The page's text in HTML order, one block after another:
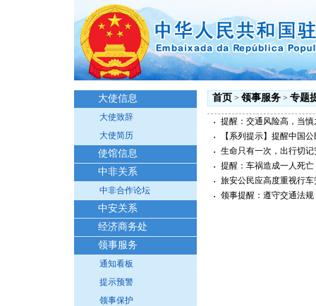
大使信息
大使致辞
大使简历
使馆信息
中非关系
中非合作论坛
中安关系
经济商务处
领事服务
通知看板
提示预警
领事保护
首页 > 领事服务 > 专题
・ 提醒：交通风险高，当慎
・
【系列提示】提醒中国
・ 生命只有一次，出行切记
・ 提醒：车祸造成一人死
・ 旅安公民应高度重视行车
・ 领事提醒：遵守交通法